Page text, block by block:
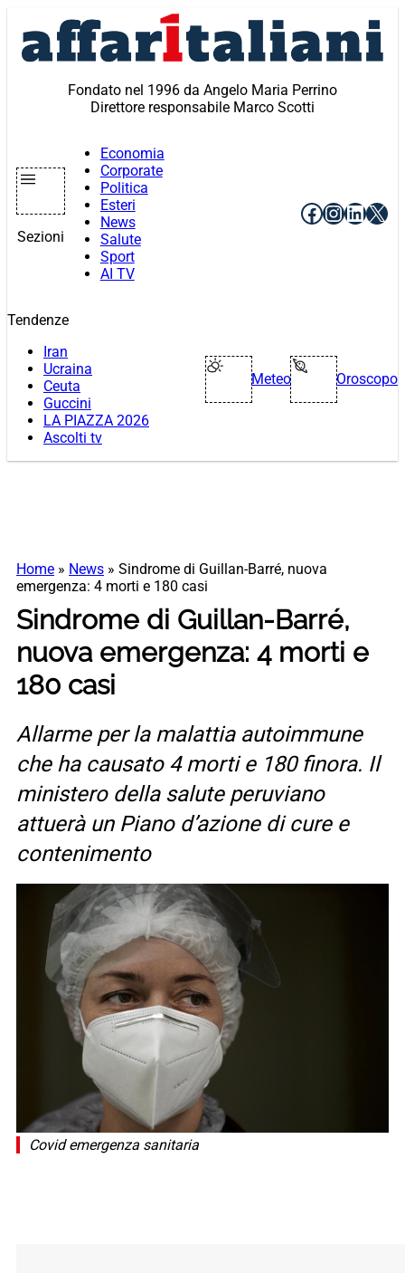
contenuto
Fondato nel 1996 da Angelo Maria Perrino
Direttore responsabile Marco Scotti
Sezioni
Economia
Corporate
Politica
Esteri
News
Salute
Sport
AI TV
Facebook
X
Tendenze
Iran
Ucraina
Ceuta
Guccini
LA PIAZZA 2026
Ascolti tv
Meteo Oroscopo
Home » News » Sindrome di Guillan-Barré, nuova
emergenza: 4 morti e 180 casi
Sindrome di Guillan-Barré,
nuova emergenza: 4 morti e
180 casi
Allarme per la malattia autoimmune
che ha causato 4 morti e 180 finora. Il
ministero della salute peruviano
attuerà un Piano d’azione di cure e
contenimento
Covid emergenza sanitaria